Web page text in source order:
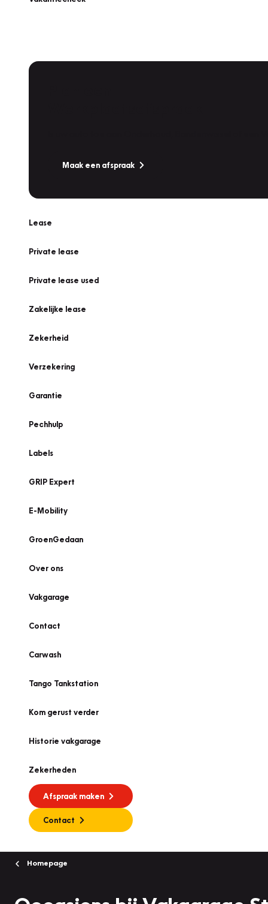
Maak een afspraak
Lease
Private lease
Private lease used
Zakelijke lease
Zekerheid
Verzekering
Garantie
Pechhulp
Labels
GRIP Expert
E-Mobility
GroenGedaan
Over ons
Vakgarage
Contact
Carwash
Tango Tankstation
Kom gerust verder
Historie vakgarage
Zekerheden
Afspraak maken
Contact
Homepage